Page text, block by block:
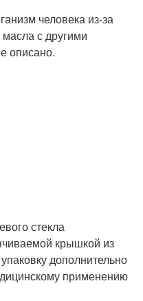
человека из-за
с другими
описано.
стекла
крышкой из
дополнительно
применению